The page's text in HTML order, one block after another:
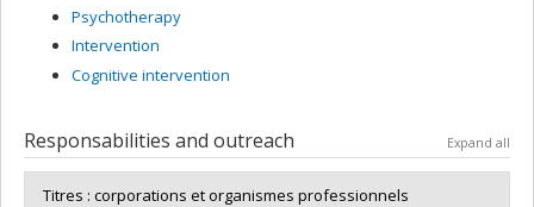
Psychotherapy
Intervention
Cognitive intervention
Responsabilities and outreach Expand all
Titres : corporations et organismes professionnels